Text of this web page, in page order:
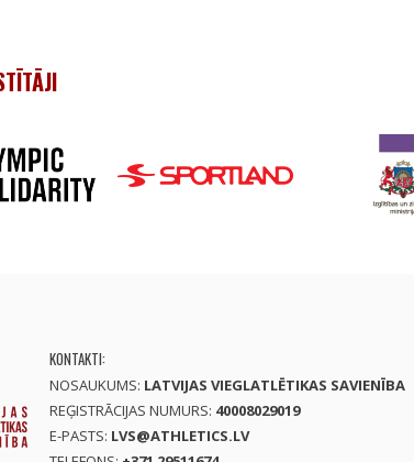
KONTAKTI:
NOSAUKUMS: LATVIJAS VIEGLATLĒTIKAS SAVIENĪBA
REĢISTRĀCIJAS NUMURS: 40008029019
E-PASTS: LVS@ATHLETICS.LV